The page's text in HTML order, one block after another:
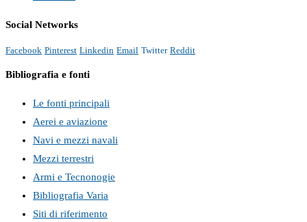
Social Networks
Facebook Pinterest Linkedin Email Twitter Reddit
Bibliografia e fonti
Le fonti principali
Aerei e aviazione
Navi e mezzi navali
Mezzi terrestri
Armi e Tecnonogie
Bibliografia Varia
Siti di riferimento